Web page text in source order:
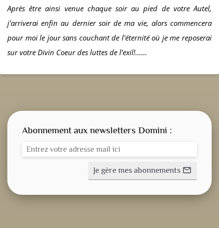
Après être ainsi venue chaque soir au pied de votre Autel,
j'arriverai enfin au dernier soir de ma vie, alors commencera
pour moi le jour sans couchant de l'éternité où je me reposerai
sur votre Divin Coeur des luttes de l'exil!......
Abonnement aux newsletters Domini :
Je gère mes abonnements mail_outline